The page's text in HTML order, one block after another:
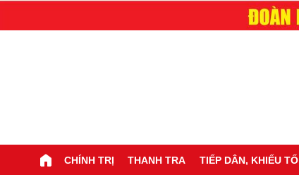
CHÍNH TRỊ THANH TRA TIẾP DÂN, KHIẾU TỐ